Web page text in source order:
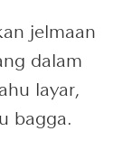
jelmaan
dalam
layar,
bagga.